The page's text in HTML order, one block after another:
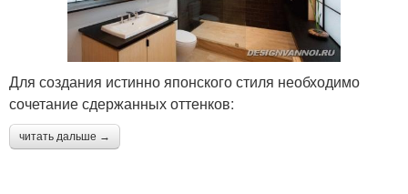
Для создания истинно японского стиля необходимо
сочетание сдержанных оттенков:
читать дальше →